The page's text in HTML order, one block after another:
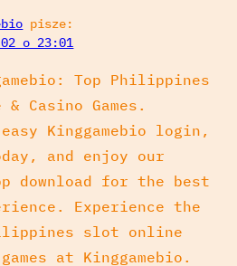
pisze:
o 23:01
Top Philippines
Casino Games.
Kinggamebio login,
and enjoy our
download for the best
Experience the
slot online
at Kinggamebio.